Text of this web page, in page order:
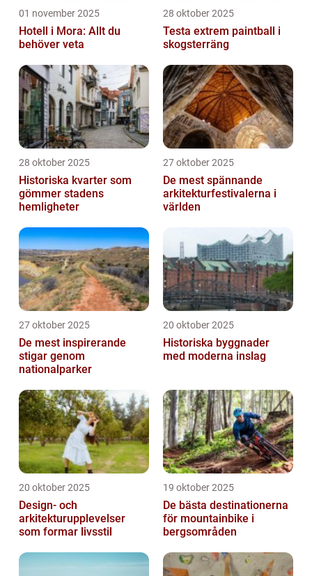
01 november 2025
Hotell i Mora: Allt du
behöver veta
28 oktober 2025
Testa extrem paintball i
skogsterräng
28 oktober 2025
Historiska kvarter som
gömmer stadens
hemligheter
27 oktober 2025
De mest spännande
arkitekturfestivalerna i
världen
27 oktober 2025
De mest inspirerande
stigar genom
nationalparker
20 oktober 2025
Historiska byggnader
med moderna inslag
20 oktober 2025
Design- och
arkitekturupplevelser
som formar livsstil
19 oktober 2025
De bästa destinationerna
för mountainbike i
bergsområden